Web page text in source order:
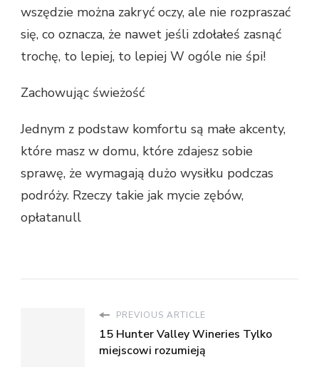
wszędzie można zakryć oczy, ale nie rozpraszać
się, co oznacza, że ​​nawet jeśli zdołałeś zasnąć
trochę, to lepiej, to lepiej W ogóle nie śpi!
Zachowując świeżość
Jednym z podstaw komfortu są małe akcenty,
które masz w domu, które zdajesz sobie
sprawę, że wymagają dużo wysiłku podczas
podróży. Rzeczy takie jak mycie zębów,
opłatanull
PREVIOUS ARTICLE
15 Hunter Valley Wineries Tylko
miejscowi rozumieją